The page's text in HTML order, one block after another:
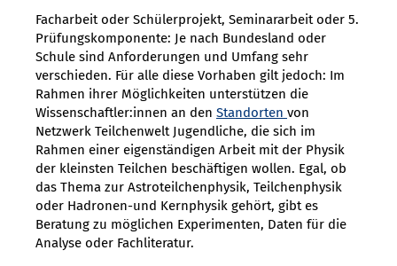
Facharbeit oder Schülerprojekt, Seminararbeit oder 5.
Prüfungskomponente: Je nach Bundesland oder
Schule sind Anforderungen und Umfang sehr
verschieden. Für alle diese Vorhaben gilt jedoch: Im
Rahmen ihrer Möglichkeiten unterstützen die
Wissenschaftler:innen an den Standorten von
Netzwerk Teilchenwelt Jugendliche, die sich im
Rahmen einer eigenständigen Arbeit mit der Physik
der kleinsten Teilchen beschäftigen wollen. Egal, ob
das Thema zur Astroteilchenphysik, Teilchenphysik
oder Hadronen-und Kernphysik gehört, gibt es
Beratung zu möglichen Experimenten, Daten für die
Analyse oder Fachliteratur.